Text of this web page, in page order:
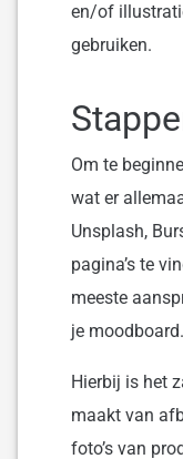
en/of
gebruiken.
Om te
wat er
Unsplash,
pagina’s te
meeste
je moodboard.
Hierbij is het
maakt van
foto’s van